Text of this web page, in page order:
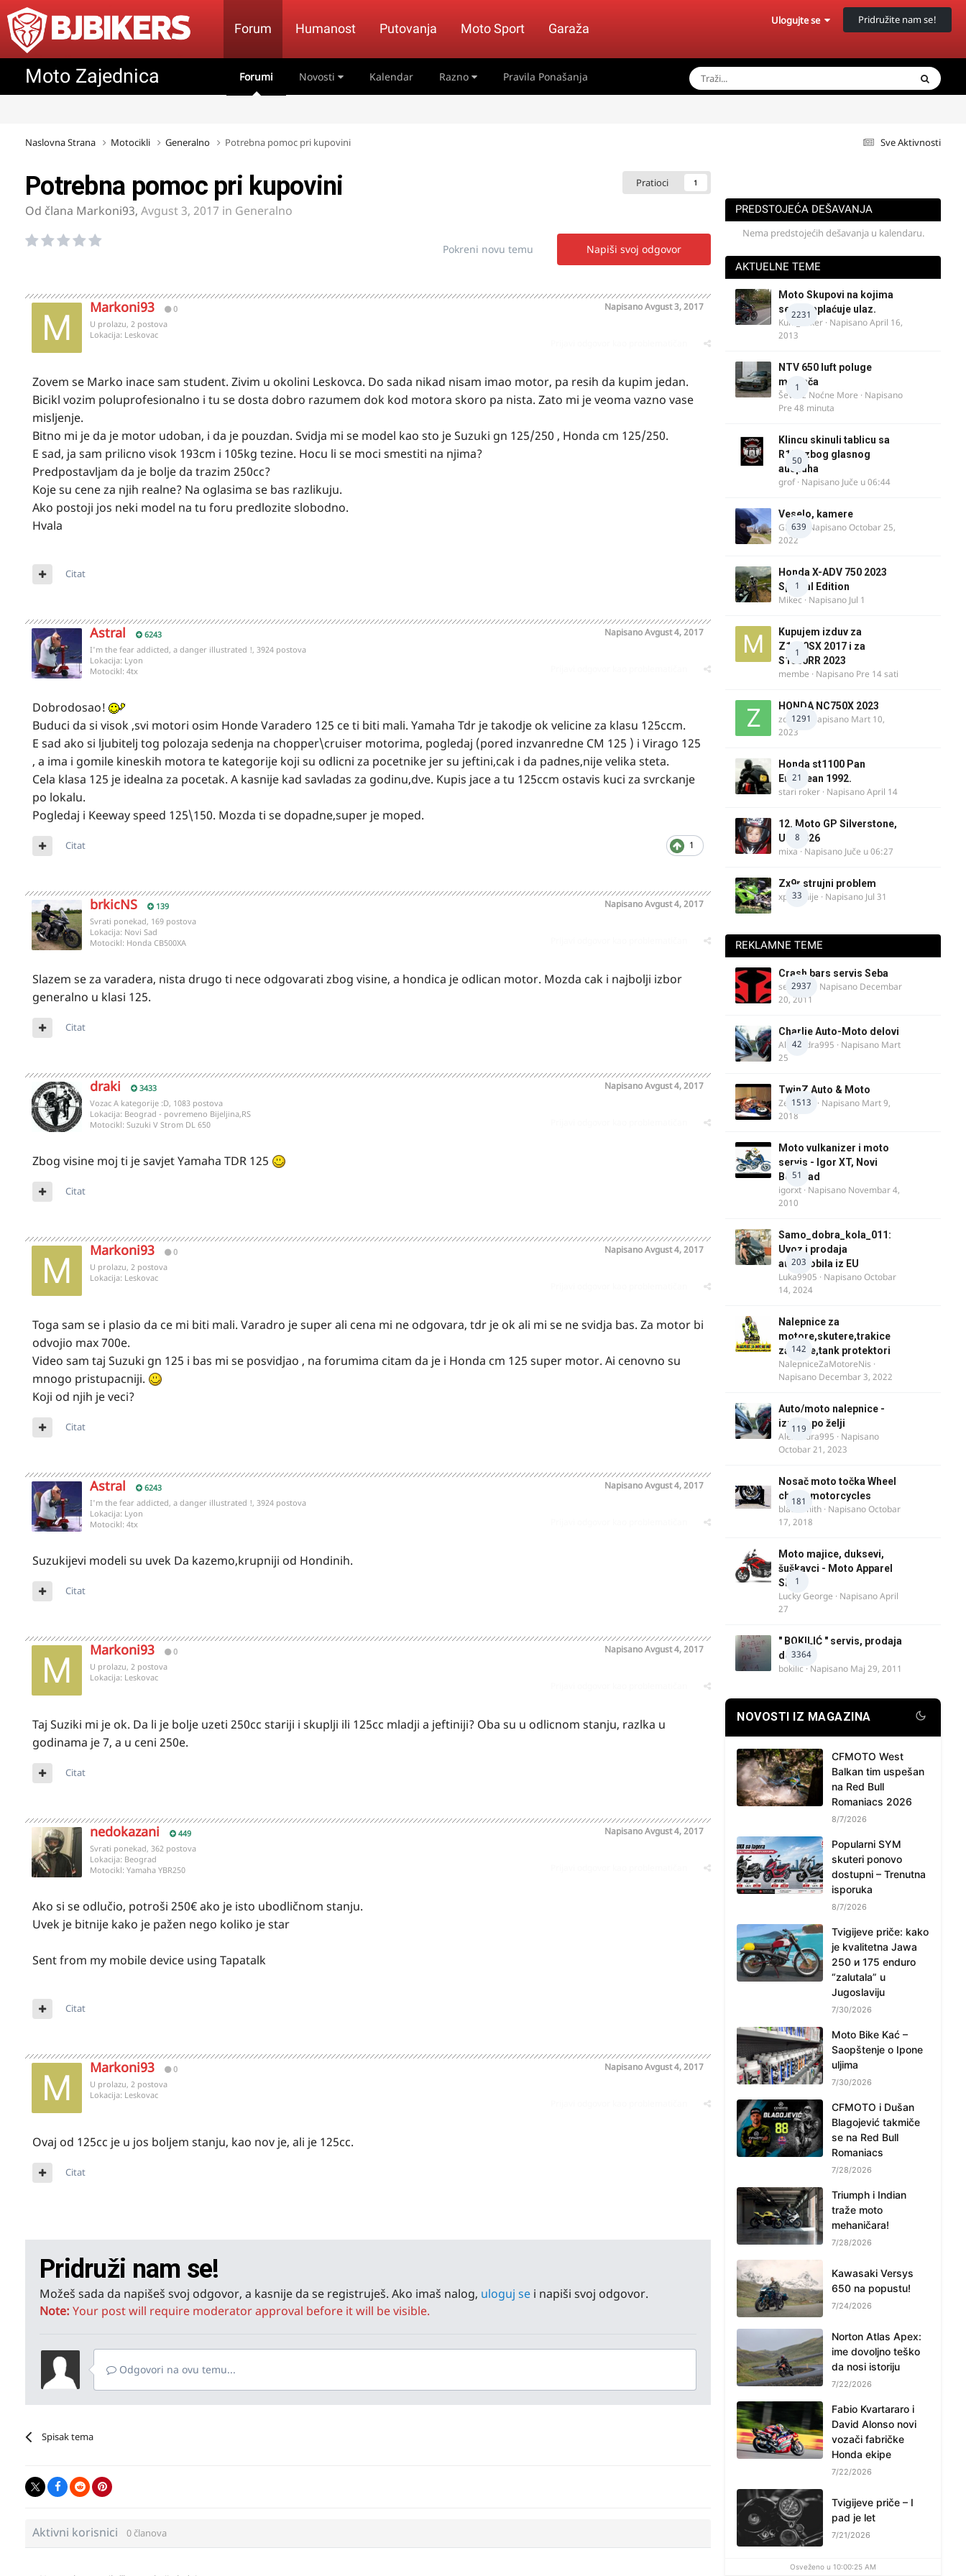
Forum Humanost Putovanja Moto Sport Garaža
Ulogujte se Pridružite nam se!
Moto Zajednica Forumi Novosti Kalendar Razno Pravila Ponašanja
Sve Aktivnosti
Naslovna Strana Motocikli Generalno Potrebna pomoc pri kupovini
Pratioci 1
Potrebna pomoc pri kupovini
Od člana Markoni93, Avgust 3, 2017 in Generalno
Napiši svoj odgovor
Pokreni novu temu
Markoni93 0 NapisanoAvgust 3, 2017
U prolazu, 2 postova
Lokacija: Leskovac
Zovem se Marko inace sam student. Zivim u okolini Leskovca. Do sada nikad nisam imao motor, pa resih da kupim jedan.
Bicikl vozim poluprofesionalno i tu se dosta dobro razumem dok kod motora skoro pa nista. Zato mi je veoma vazno vase
misljenje.
Bitno mi je da je motor udoban, i da je pouzdan. Svidja mi se model kao sto je Suzuki gn 125/250 , Honda cm 125/250.
E sad, ja sam prilicno visok 193cm i 105kg tezine. Hocu li se moci smestiti na njima?
Predpostavljam da je bolje da trazim 250cc?
Koje su cene za njih realne? Na oglasima se bas razlikuju.
Ako postoji jos neki model na tu foru predlozite slobodno.
Hvala
Citat
Astral 6243 NapisanoAvgust 4, 2017
I'm the fear addicted, a danger illustrated !, 3924 postova
Lokacija: Lyon
Motocikl: 4tx
Dobrodosao!
Buduci da si visok ,svi motori osim Honde Varadero 125 ce ti biti mali. Yamaha Tdr je takodje ok velicine za klasu 125ccm.
E sad ako si ljubitelj tog polozaja sedenja na chopper\cruiser motorima, pogledaj (pored inzvanredne CM 125 ) i Virago 125
, a ima i gomile kineskih motora te kategorije koji su odlicni za pocetnike jer su jeftini,cak i da padnes,nije velika steta.
Cela klasa 125 je idealna za pocetak. A kasnije kad savladas za godinu,dve. Kupis jace a tu 125ccm ostavis kuci za svrckanje
po lokalu.
Pogledaj i Keeway speed 125\150. Mozda ti se dopadne,super je moped.
1
Citat
brkicNS 139 NapisanoAvgust 4, 2017
Svrati ponekad, 169 postova
Lokacija: Novi Sad
Motocikl: Honda CB500XA
Slazem se za varadera, nista drugo ti nece odgovarati zbog visine, a hondica je odlican motor. Mozda cak i najbolji izbor
generalno u klasi 125.
Citat
draki 3433 NapisanoAvgust 4, 2017
Vozac A kategorije :D, 1083 postova
Lokacija: Beograd - povremeno Bijeljina,RS
Motocikl: Suzuki V Strom DL 650
Zbog visine moj ti je savjet Yamaha TDR 125
Citat
Markoni93 0 NapisanoAvgust 4, 2017
U prolazu, 2 postova
Lokacija: Leskovac
Toga sam se i plasio da ce mi biti mali. Varadro je super ali cena mi ne odgovara, tdr je ok ali mi se ne svidja bas. Za motor bi
odvojio max 700e.
Video sam taj Suzuki gn 125 i bas mi se posvidjao , na forumima citam da je i Honda cm 125 super motor. Ai cenovno su
mnogo pristupacniji.
Koji od njih je veci?
Citat
Astral 6243 NapisanoAvgust 4, 2017
I'm the fear addicted, a danger illustrated !, 3924 postova
Lokacija: Lyon
Motocikl: 4tx
Suzukijevi modeli su uvek Da kazemo,krupniji od Hondinih.
Citat
Markoni93 0 NapisanoAvgust 4, 2017
U prolazu, 2 postova
Lokacija: Leskovac
Taj Suziki mi je ok. Da li je bolje uzeti 250cc stariji i skuplji ili 125cc mladji a jeftiniji? Oba su u odlicnom stanju, razlka u
godinama je 7, a u ceni 250e.
Citat
nedokazani 449 NapisanoAvgust 4, 2017
Svrati ponekad, 362 postova
Lokacija: Beograd
Motocikl: Yamaha YBR250
Ako si se odlučio, potroši 250€ ako je isto ubodličnom stanju.
Uvek je bitnije kako je pažen nego koliko je star
Sent from my mobile device using Tapatalk
Citat
Markoni93 0 NapisanoAvgust 4, 2017
U prolazu, 2 postova
Lokacija: Leskovac
Ovaj od 125cc je u jos boljem stanju, kao nov je, ali je 125cc.
Citat
Pridruži nam se!
Možeš sada da napišeš svoj odgovor, a kasnije da se registruješ. Ako imaš nalog, uloguj se i napiši svoj odgovor.
Note: Your post will require moderator approval before it will be visible.
Odgovori na ovu temu...
Spisak tema
Aktivni korisnici 0 članova
PREDSTOJEĆA DEŠAVANJA
Nema predstojećih dešavanja u kalendaru.
AKTUELNE TEME
2231
Moto Skupovi na kojima
se ne naplaćuje ulaz.
Kum_Mixer · NapisanoApril 16,
2013
1
NTV 650 luft poluge
menjača
Ševa iz Noćne More · Napisano
Pre 48 minuta
50
Klincu skinuli tablicu sa
R125 zbog glasnog
auspuha
grof· Napisano Juče u 06:44
639
Veselo, kamere
GR 46· NapisanoOctobar 25,
2022
1
Honda X-ADV 750 2023
Special Edition
Mikec · Napisano Jul 1
1
Kupujem izduv za
Z1000SX 2017 i za
S1000RR 2023
membe · Napisano Pre 14 sati
1291
HONDA NC750X 2023
zdelija· Napisano Mart 10,
2023
21
Honda st1100 Pan
European 1992.
stari roker · NapisanoApril 14
8
12. Moto GP Silverstone,
UK, 2026
mixa · Napisano Juče u 06:27
33
Zx9r strujni problem
xpetronije · Napisano Jul 31
REKLAMNE TEME
2937
Crash bars servis Seba
seba011 · Napisano Decembar
20, 2011
42
Charlie Auto-Moto delovi
Alexandra995 · Napisano Mart
25
1513
TwinZ Auto & Moto
Zeljkamp · Napisano Mart 9,
2018
51
Moto vulkanizer i moto
servis - Igor XT, Novi
Beograd
igorxt · Napisano Novembar 4,
2010
203
Samo_dobra_kola_011:
Uvoz i prodaja
automobila iz EU
Luka9905 · NapisanoOctobar
14, 2024
142
Nalepnice za
motore,skutere,trakice
za felne,tank protektori
NalepniceZaMotoreNis ·
Napisano Decembar 3, 2022
119
Auto/moto nalepnice -
izrada po želji
Alexandra995 · Napisano
Octobar 21, 2023
181
Nosač moto točka Wheel
chock motorcycles
blacksmith · NapisanoOctobar
17, 2018
1
Moto majice, duksevi,
šuškavci - Moto Apparel
SRB
Lucky George · NapisanoApril
27
3364
" BOKILIĆ " servis, prodaja
delova
bokilic · Napisano Maj 29, 2011
NOVOSTI IZ MAGAZINA
CFMOTO West
Balkan tim uspešan
na Red Bull
Romaniacs 2026
8/7/2026
Popularni SYM
skuteri ponovo
dostupni – Trenutna
isporuka
8/7/2026
Tvigijeve priče: kako
je kvalitetna Jawa
250 и 175 enduro
“zalutala” u
Jugoslaviju
7/30/2026
Moto Bike Kać –
Saopštenje o Ipone
uljima
7/30/2026
CFMOTO i Dušan
Blagojević takmiče
se na Red Bull
Romaniacs
7/28/2026
Triumph i Indian
traže moto
mehaničara!
7/28/2026
Kawasaki Versys
650 na popustu!
7/24/2026
Norton Atlas Apex:
ime dovoljno teško
da nosi istoriju
7/22/2026
Fabio Kvartararo i
David Alonso novi
vozači fabričke
Honda ekipe
7/22/2026
Tvigijeve priče – I
pad je let
7/21/2026
Osveženo u 10:00:25 AM